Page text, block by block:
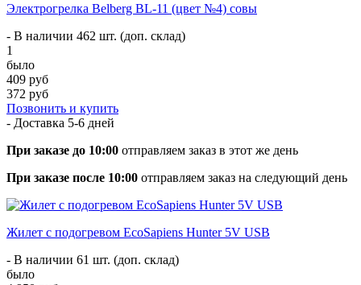
Электрогрелка Belberg BL-11 (цвет №4) совы
- В наличии 462 шт. (доп. склад)
1
было
409 руб
372 руб
Позвонить и купить
- Доставка 5-6 дней
При заказе до 10:00 отправляем заказ в этот же день
При заказе после 10:00 отправляем заказ на следующий день
Жилет с подогревом EcoSapiens Hunter 5V USB
- В наличии 61 шт. (доп. склад)
было